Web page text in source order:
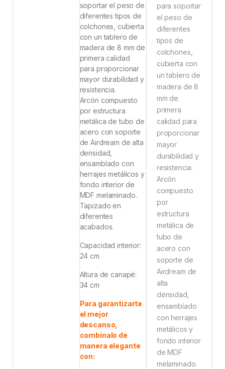
soportar el peso de
diferentes tipos de
colchones, cubierta
con un tablero de
madera de 8 mm de
primera calidad
para proporcionar
mayor durabilidad y
resistencia.
Arcón compuesto
por estructura
metálica de tubo de
acero con soporte
de Airdream de alta
densidad,
ensamblado con
herrajes metálicos y
fondo interior de
MDF melaminado.
Tapizado en
diferentes
acabados.
Capacidad interior:
24 cm
Altura de canapé:
34 cm
Para garantizarte
el mejor
descanso,
combínalo de
manera elegante
con:
para soportar
el peso de
diferentes
tipos de
colchones,
cubierta con
un tablero de
madera de 8
mm de
primera
calidad para
proporcionar
mayor
durabilidad y
resistencia.
Arcón
compuesto
por
estructura
metálica de
tubo de
acero con
soporte de
Airdream de
alta
densidad,
ensamblado
con herrajes
metálicos y
fondo interior
de MDF
melaminado.